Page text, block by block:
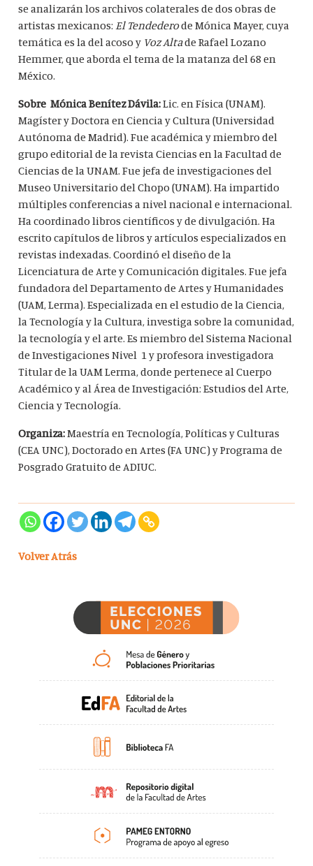
se analizarán los archivos colaterales de dos obras de
artistas mexicanos: El Tendederode Mónica Mayer, cuya
temática es la del acoso y Voz Altade Rafael Lozano
Hemmer, que aborda el tema de la matanza del 68 en
México.
Sobre Mónica Benítez Dávila:Lic. en Física (UNAM).
Magíster y Doctora en Ciencia y Cultura (Universidad
Autónoma de Madrid). Fue académica y miembro del
grupo editorial de la revista Ciencias en la Facultad de
Ciencias de la UNAM. Fue jefa de investigaciones del
Museo Universitario del Chopo (UNAM). Ha impartido
múltiples conferencias a nivel nacional e internacional.
Ha coordinado libros científicos y de divulgación. Ha
escrito capítulos de libros y artículos especializados en
revistas indexadas. Coordinó el diseño de la
Licenciatura de Arte y Comunicación digitales. Fue jefa
fundadora del Departamento de Artes y Humanidades
(UAM, Lerma). Especializada en el estudio de la Ciencia,
la Tecnología y la Cultura, investiga sobre la comunidad,
la tecnología y el arte. Es miembro del Sistema Nacional
de Investigaciones Nivel 1 y profesora investigadora
Titular de la UAM Lerma, donde pertenece al Cuerpo
Académico y al Área de Investigación: Estudios del Arte,
Ciencia y Tecnología.
Organiza:Maestría en Tecnología, Políticas y Culturas
(CEA UNC), Doctorado en Artes (FA UNC) y Programa de
Posgrado Gratuito de ADIUC.
Volver Atrás